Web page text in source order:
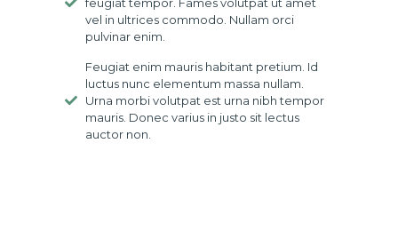
vel in ultrices commodo. Nullam orci
pulvinar enim.
Feugiat enim mauris habitant pretium. Id
luctus nunc elementum massa nullam.
Urna morbi volutpat est urna nibh tempor
mauris. Donec varius in justo sit lectus
auctor non.